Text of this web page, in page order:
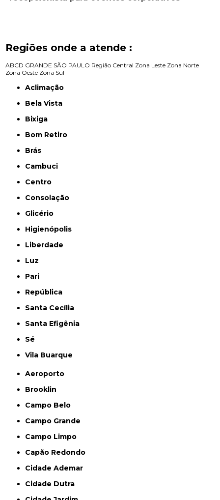
Regiões onde a atende :
ABCD GRANDE SÃO PAULO Região Central Zona Leste Zona Norte
Zona Oeste Zona Sul
Aclimação
Bela Vista
Bixiga
Bom Retiro
Brás
Cambuci
Centro
Consolação
Glicério
Higienópolis
Liberdade
Luz
Pari
República
Santa Cecília
Santa Efigênia
Sé
Vila Buarque
Aeroporto
Brooklin
Campo Belo
Campo Grande
Campo Limpo
Capão Redondo
Cidade Ademar
Cidade Dutra